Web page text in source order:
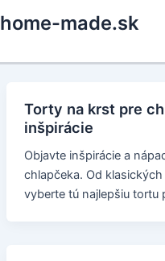
to
home-made.sk
Torty na krst pre
inšpirácie
Objavte inšpirácie a
chlapčeka. Od
vyberte tú najlepšiu